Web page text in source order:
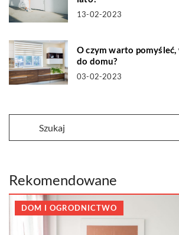
13-02-2023
O czym warto
do domu?
03-02-2023
Rekomendowane
DOM I OGRODNICTWO